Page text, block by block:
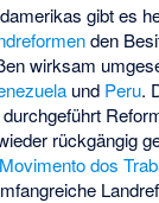
gibt es
den
wirksam
und Peru.
durchgeführt
rückgängig
Movimento dos